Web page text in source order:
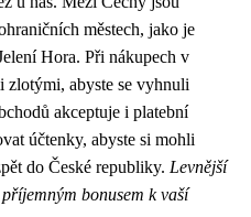
městech, jako je
Hora. Při nákupech v
zlotými, abyste se vyhnuli
akceptuje i platební
účtenky, abyste si mohli
do České republiky. Levnější
bonusem k vaší